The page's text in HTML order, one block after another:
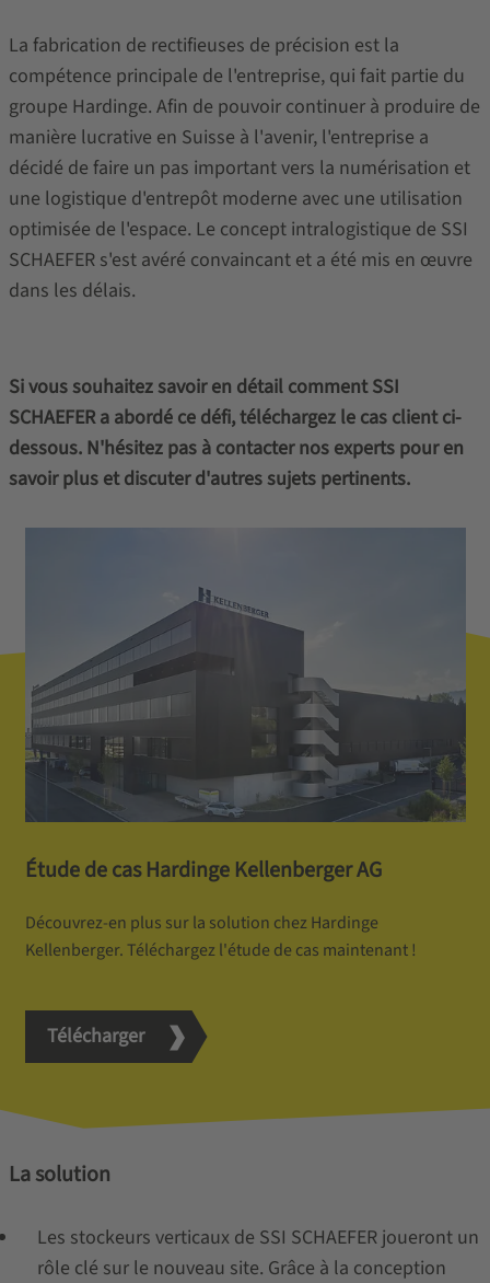
La fabrication de rectifieuses de précision est la
compétence principale de l'entreprise, qui fait partie du
groupe Hardinge. Afin de pouvoir continuer à produire de
manière lucrative en Suisse à l'avenir, l'entreprise a
décidé de faire un pas important vers la numérisation et
une logistique d'entrepôt moderne avec une utilisation
optimisée de l'espace. Le concept intralogistique de SSI
SCHAEFER s'est avéré convaincant et a été mis en œuvre
dans les délais.
Si vous souhaitez savoir en détail comment SSI
SCHAEFER a abordé ce défi, téléchargez le cas client ci-
dessous. N'hésitez pas à contacter nos experts pour en
savoir plus et discuter d'autres sujets pertinents.
Étude de cas Hardinge Kellenberger AG
Découvrez-en plus sur la solution chez Hardinge
Kellenberger. Téléchargez l'étude de cas maintenant !
Télécharger
La solution
Les stockeurs verticaux de SSI SCHAEFER joueront un
rôle clé sur le nouveau site. Grâce à la conception